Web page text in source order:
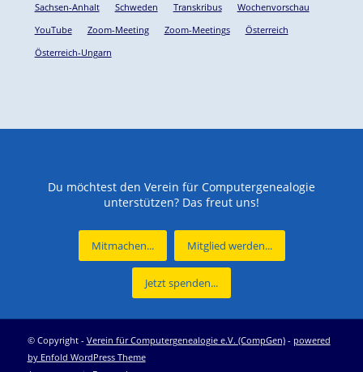
Sachsen-Anhalt
Schweden Transkribus
Wochenvorschau
YouTube
Zoom-Meeting Zoom-Meetings
Österreich
Österreich-Ungarn
Du möchtest den Verein für Computergenealogie
unterstützen? Das freut uns!
Mitmachen... Mitglied werden...
Jetzt spenden...
© Copyright - Verein für Computergenealogie e.V. (CompGen)- powered
by Enfold WordPress Theme